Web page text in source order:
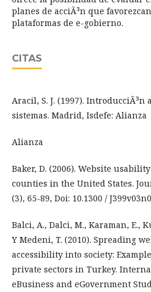
planes de acciÃ³n que
plataformas de e-gobierno.
CITAS
Aracil, S. J. (1997). IntroducciÃ³n
sistemas. Madrid, Isdefe: Alianza
Alianza
Baker, D. (2006). Website
counties in the United States.
(3), 65-89, Doi: 10.1300 /
Balci, A., Dalci, M., Karaman, E.,
Y Medeni, T. (2010). Spreading
accessibility into society:
private sectors in Turkey.
eBusiness and eGovernment